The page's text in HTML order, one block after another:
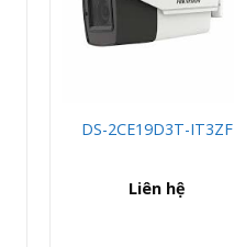
DS-2CE19D3T-IT3ZF
Liên hệ